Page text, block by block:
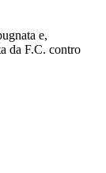
e,
da F.C. contro